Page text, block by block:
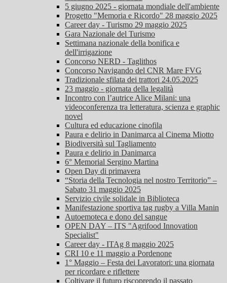
5 giugno 2025 - giornata mondiale dell'ambiente
Progetto "Memoria e Ricordo" 28 maggio 2025
Career day - Turismo 29 maggio 2025
Gara Nazionale del Turismo
Settimana nazionale della bonifica e
dell'irrigazione
Concorso NERD - Taglithos
Concorso Navigando del CNR Mare FVG
Tradizionale sfilata dei trattori 24.05.2025
23 maggio - giornata della legalità
Incontro con l’autrice Alice Milani: una
videoconferenza tra letteratura, scienza e graphic
novel
Cultura ed educazione cinofila
Paura e delirio in Danimarca al Cinema Miotto
Biodiversità sul Tagliamento
Paura e delirio in Danimarca
6° Memorial Sergino Martina
Open Day di primavera
“Storia della Tecnologia nel nostro Territorio” –
Sabato 31 maggio 2025
Servizio civile solidale in Biblioteca
Manifestazione sportiva tag rugby a Villa Manin
Autoemoteca e dono del sangue
OPEN DAY – ITS "Agrifood Innovation
Specialist"
Career day - ITAg 8 maggio 2025
CRI 10 e 11 maggio a Pordenone
1° Maggio – Festa dei Lavoratori: una giornata
per ricordare e riflettere
Coltivare il futuro riscoprendo il passato